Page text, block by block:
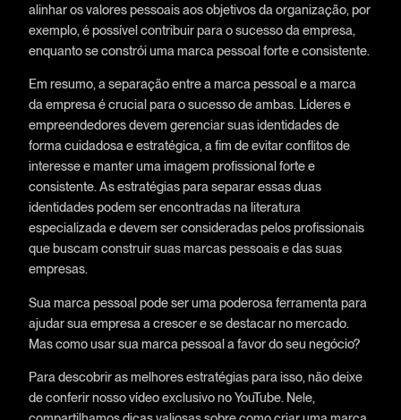
alinhar os valores pessoais aos objetivos da organização, por
exemplo, é possível contribuir para o sucesso da empresa,
enquanto se constrói uma marca pessoal forte e consistente.
Em resumo, a separação entre a marca pessoal e a marca
da empresa é crucial para o sucesso de ambas. Líderes e
empreendedores devem gerenciar suas identidades de
forma cuidadosa e estratégica, a fim de evitar conflitos de
interesse e manter uma imagem profissional forte e
consistente. As estratégias para separar essas duas
identidades podem ser encontradas na literatura
especializada e devem ser consideradas pelos profissionais
que buscam construir suas marcas pessoais e das suas
empresas.
Sua marca pessoal pode ser uma poderosa ferramenta para
ajudar sua empresa a crescer e se destacar no mercado.
Mas como usar sua marca pessoal a favor do seu negócio?
Para descobrir as melhores estratégias para isso, não deixe
de conferir nosso vídeo exclusivo no YouTube. Nele,